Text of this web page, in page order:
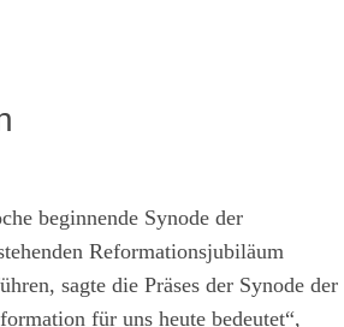
beginnende Synode der
Reformationsjubiläum
sagte die Präses der Synode der
für uns heute bedeutet“,